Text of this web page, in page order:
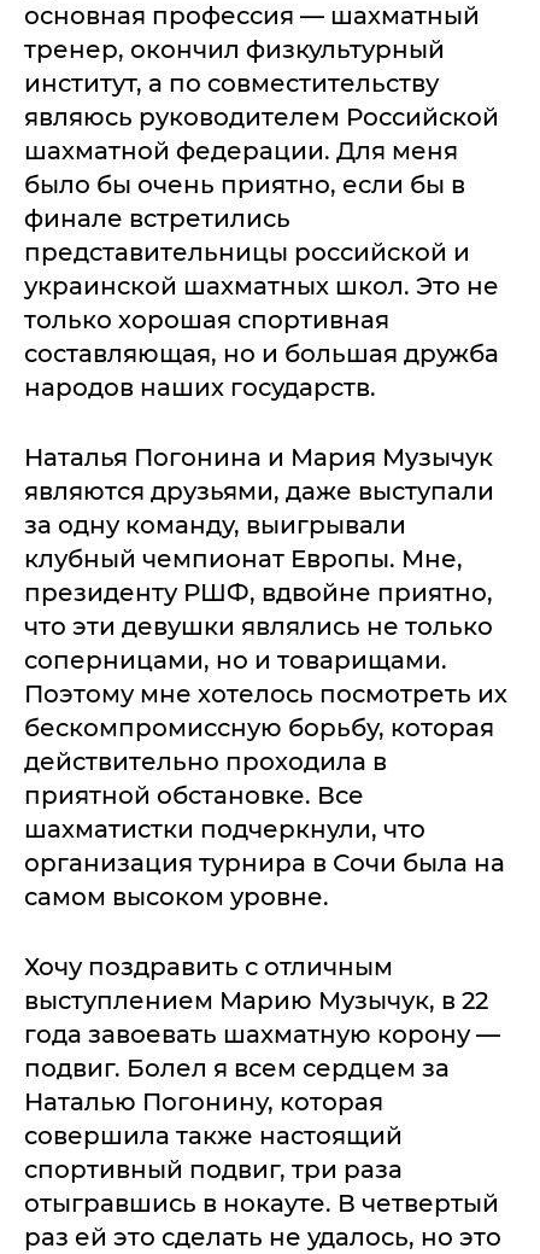
основная профессия — шахматный
тренер, окончил физкультурный
институт, а по совместительству
являюсь руководителем Российской
шахматной федерации. Для меня
было бы очень приятно, если бы в
финале встретились
представительницы российской и
украинской шахматных школ. Это не
только хорошая спортивная
составляющая, но и большая дружба
народов наших государств.
Наталья Погонина и Мария Музычук
являются друзьями, даже выступали
за одну команду, выигрывали
клубный чемпионат Европы. Мне,
президенту РШФ, вдвойне приятно,
что эти девушки являлись не только
соперницами, но и товарищами.
Поэтому мне хотелось посмотреть их
бескомпромиссную борьбу, которая
действительно проходила в
приятной обстановке. Все
шахматистки подчеркнули, что
организация турнира в Сочи была на
самом высоком уровне.
Хочу поздравить с отличным
выступлением Марию Музычук, в 22
года завоевать шахматную корону —
подвиг. Болел я всем сердцем за
Наталью Погонину, которая
совершила также настоящий
спортивный подвиг, три раза
отыгравшись в нокауте. В четвертый
раз ей это сделать не удалось, но это